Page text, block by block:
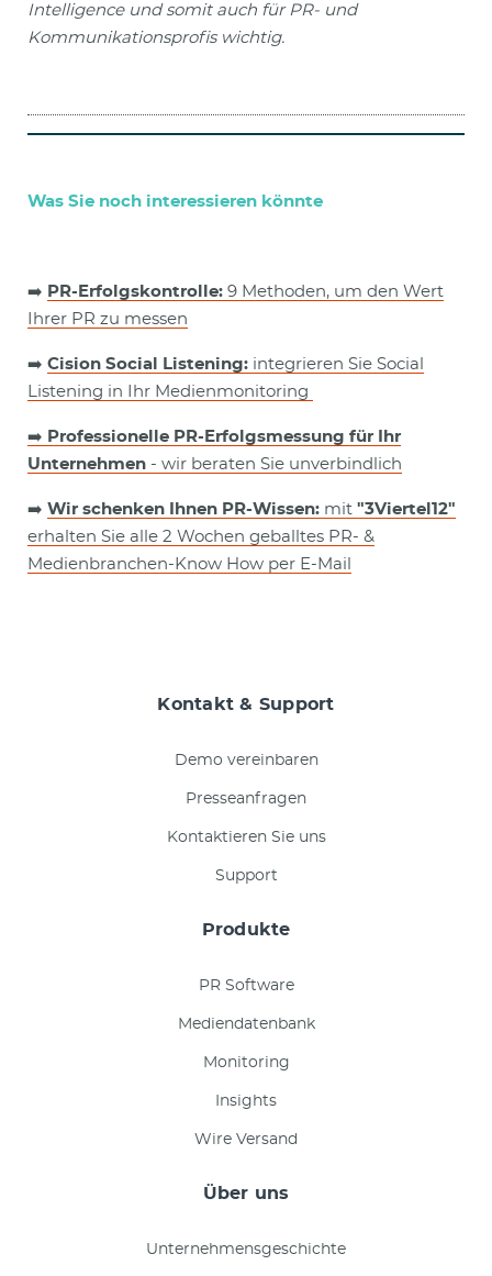
Intelligence und somit auch für PR- und
Kommunikationsprofis wichtig.
Was Sie noch interessieren könnte
➡️ PR-Erfolgskontrolle: 9 Methoden, um den Wert
Ihrer PR zu messen
➡️ Cision Social Listening: integrieren Sie Social
Listening in Ihr Medienmonitoring
➡️ Professionelle PR-Erfolgsmessung für Ihr
Unternehmen - wir beraten Sie unverbindlich
➡️ Wir schenken Ihnen PR-Wissen: mit "3Viertel12"
erhalten Sie alle 2 Wochen geballtes PR- &
Medienbranchen-Know How per E-Mail
Kontakt & Support
Demo vereinbaren
Presseanfragen
Kontaktieren Sie uns
Support
Produkte
PR Software
Mediendatenbank
Monitoring
Insights
Wire Versand
Über uns
Unternehmensgeschichte